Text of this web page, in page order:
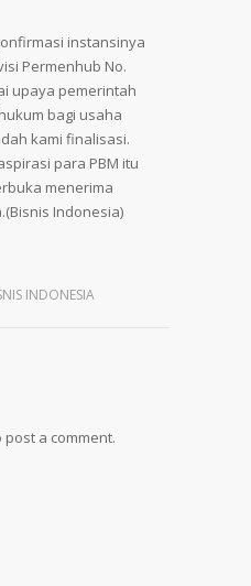
instansinya
Permenhub No.
upaya pemerintah
bagi usaha
kami finalisasi.
para PBM itu
menerima
Indonesia)
INDONESIA
post a comment.